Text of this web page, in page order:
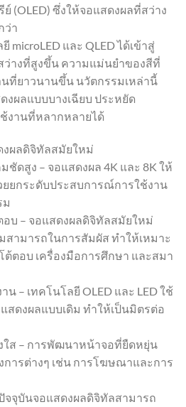
(OLED) ซึ่งให้จอแสดงผลที่สว่าง
ว่า
microLED และ QLED ได้เข้าสู่
ว่างที่สูงขึ้น ความแม่นยำของสีที่
ที่ยาวนานขึ้น นวัตกรรมเหล่านี้
ผลแบบบางเฉียบ ประหยัด
งานที่หลากหลายได้
ผลดิจิทัลสมัยใหม่
ดสูง – จอแสดงผล 4K และ 8K ให้
ยกระดับประสบการณ์การใช้งาน
ม
บ – จอแสดงผลดิจิทัลสมัยใหม่
ามารถในการสัมผัส ทำให้เหมาะ
ตอบ เครื่องมือการศึกษา และสมา
– เทคโนโลยี OLED และ LED ใช้
สดงผลแบบเดิม ทำให้เป็นมิตรต่อ
ส – การพัฒนาหน้าจอที่ยืดหยุ่น
การต่างๆ เช่น การโฆษณาและการ
จจุบันจอแสดงผลดิจิทัลสามารถ